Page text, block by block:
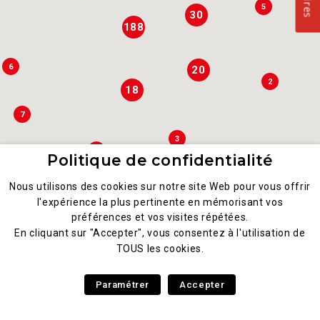
188
11
30
4
5
6
18
20
2
7
3
2
Politique de confidentialité
Nous utilisons des cookies sur notre site Web pour vous offrir
l'expérience la plus pertinente en mémorisant vos
préférences et vos visites répétées.
En cliquant sur "Accepter", vous consentez à l'utilisation de
TOUS les cookies.
Paramétrer Accepter